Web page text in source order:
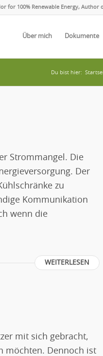
for 100% Renewable Energy, Author
Über mich Dokumente
Du bist hier:
Strommangel. Die
Der
zu
Kommunikation
wenn die
WEITERLESEN
mit sich gebracht,
möchten. Dennoch ist